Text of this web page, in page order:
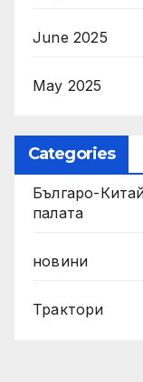
June 2025
May 2025
Categories
Българо-
палата
новини
Трактори